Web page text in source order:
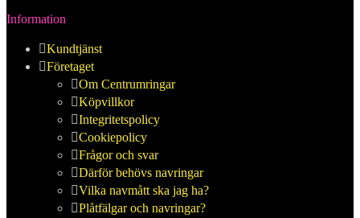
Information
Kundtjänst
Företaget
Om Centrumringar
Köpvillkor
Integritetspolicy
Cookiepolicy
Frågor och svar
Därför behövs navringar
Vilka navmått ska jag ha?
Plåtfälgar och navringar?